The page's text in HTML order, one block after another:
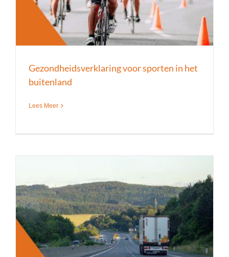
Gezondheidsverklaring voor sporten in het
buitenland
Lees Meer